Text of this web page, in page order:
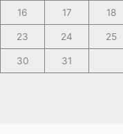
16 17 18
23 24 25
30 31